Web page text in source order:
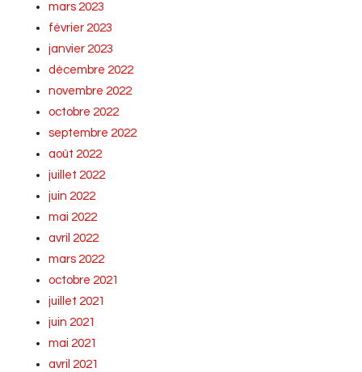
mars 2023
février 2023
janvier 2023
décembre 2022
novembre 2022
octobre 2022
septembre 2022
août 2022
juillet 2022
juin 2022
mai 2022
avril 2022
mars 2022
octobre 2021
juillet 2021
juin 2021
mai 2021
avril 2021